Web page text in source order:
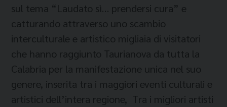
sul tema “Laudato sì… prendersi cura” e
catturando attraverso uno scambio
interculturale e artistico migliaia di visitatori
che hanno raggiunto Taurianova da tutta la
Calabria per la manifestazione unica nel suo
genere, inserita tra i maggiori eventi culturali e
artistici dell’intera regione, Tra i migliori artisti